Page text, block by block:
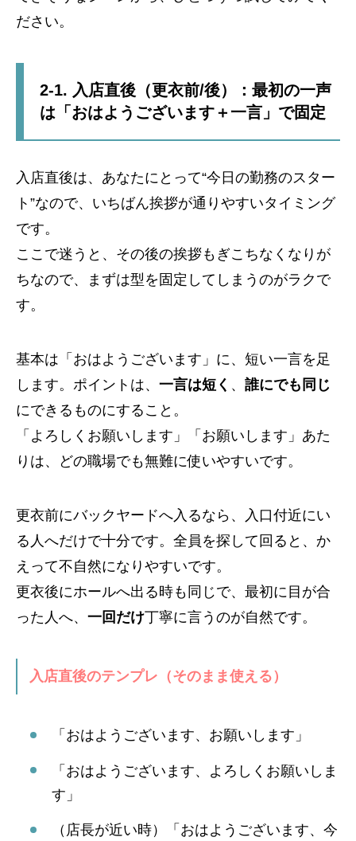
ださい。
2-1. 入店直後（更衣前/後）：最初の一声
は「おはようございます＋一言」で固定
入店直後は、あなたにとって“今日の勤務のスター
ト”なので、いちばん挨拶が通りやすいタイミング
です。
ここで迷うと、その後の挨拶もぎこちなくなりが
ちなので、まずは型を固定してしまうのがラクで
す。
基本は「おはようございます」に、短い一言を足
します。ポイントは、 一言は短く 、 誰にでも同じ
にできるものにすること。
「よろしくお願いします」「お願いします」あた
りは、どの職場でも無難に使いやすいです。
更衣前にバックヤードへ入るなら、入口付近にい
る人へだけで十分です。全員を探して回ると、か
えって不自然になりやすいです。
更衣後にホールへ出る時も同じで、最初に目が合
った人へ、 一回だけ丁寧に言うのが自然です。
入店直後のテンプレ（そのまま使える）
「おはようございます、お願いします」
「おはようございます、よろしくお願いしま
す」
（店長が近い時）「おはようございます、今